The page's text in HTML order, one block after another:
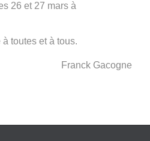
26 et 27 mars à
toutes et à tous.
Franck Gacogne